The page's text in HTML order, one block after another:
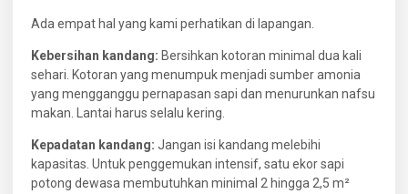
Ada empat hal yang kami perhatikan di lapangan.
Kebersihan kandang: Bersihkan kotoran minimal dua kali
sehari. Kotoran yang menumpuk menjadi sumber amonia
yang mengganggu pernapasan sapi dan menurunkan nafsu
makan. Lantai harus selalu kering.
Kepadatan kandang: Jangan isi kandang melebihi
kapasitas. Untuk penggemukan intensif, satu ekor sapi
potong dewasa membutuhkan minimal 2 hingga 2,5 m²